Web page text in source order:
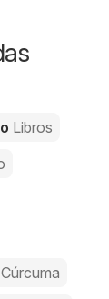
Libros
Cúrcuma